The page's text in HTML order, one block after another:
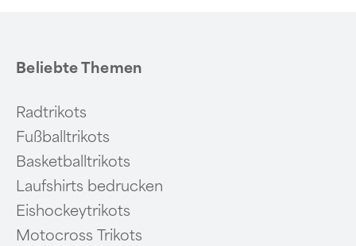
Beliebte Themen
Radtrikots
Fußballtrikots
Basketballtrikots
Laufshirts bedrucken
Eishockeytrikots
Motocross Trikots